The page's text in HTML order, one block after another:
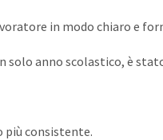
in modo chiaro e
anno scolastico, è
più consistente.